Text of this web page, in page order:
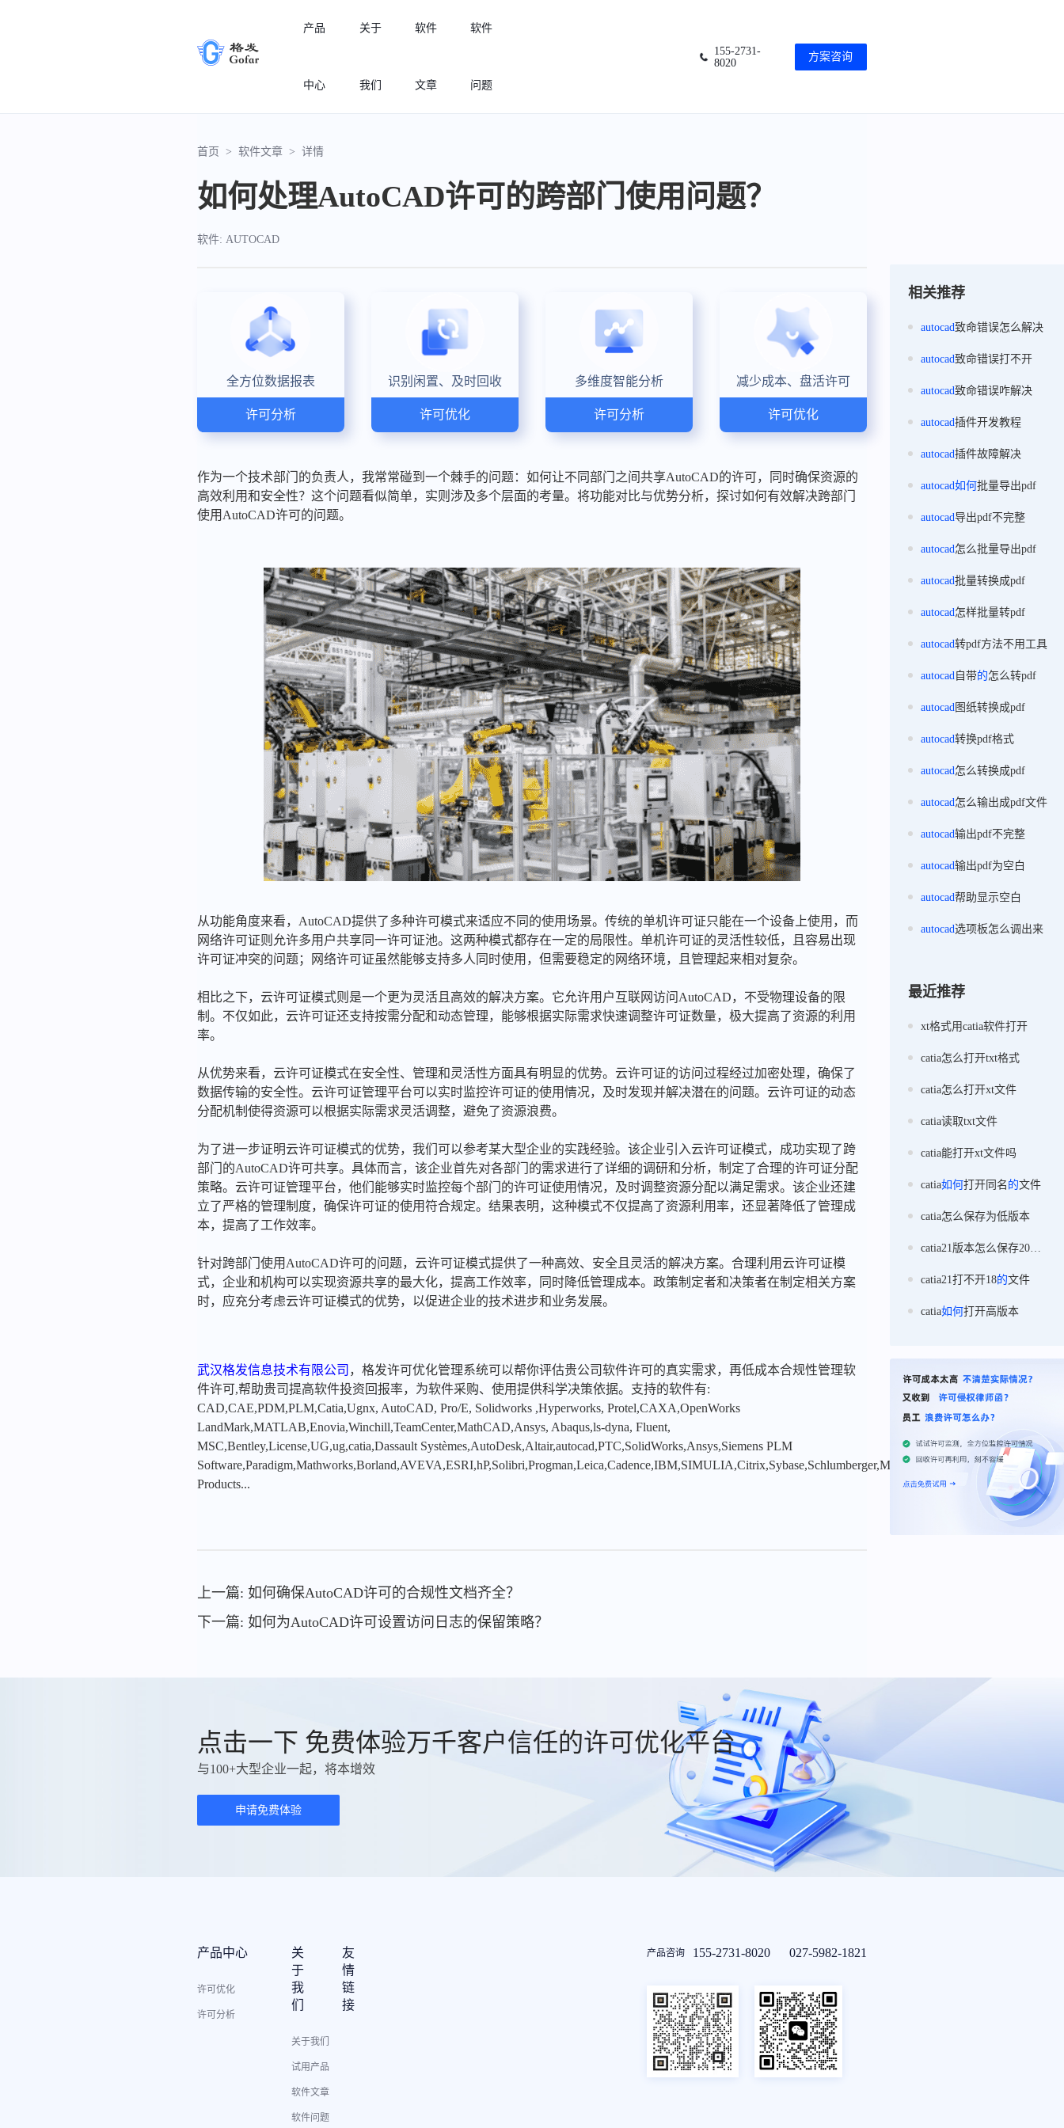
产品
中心
许可分析
实现专业软件许可精细化管理
关于
我们
软件
文章
软件
问题
155-2731-
8020
方案咨询
首页 > 软件文章 > 详情
如何处理AutoCAD许可的跨部门使用问题？
软件: AUTOCAD
全方位数据报表
许可分析
识别闲置、及时回收
许可优化
多维度智能分析
许可分析
减少成本、盘活许可
许可优化
作为一个技术部门的负责人，我常常碰到一个棘手的问题：如何让不同部门之间共享AutoCAD的许可，同时确保资源的
高效利用和安全性？这个问题看似简单，实则涉及多个层面的考量。将功能对比与优势分析，探讨如何有效解决跨部门
使用AutoCAD许可的问题。
从功能角度来看，AutoCAD提供了多种许可模式来适应不同的使用场景。传统的单机许可证只能在一个设备上使用，而
网络许可证则允许多用户共享同一许可证池。这两种模式都存在一定的局限性。单机许可证的灵活性较低，且容易出现
许可证冲突的问题；网络许可证虽然能够支持多人同时使用，但需要稳定的网络环境，且管理起来相对复杂。
相比之下，云许可证模式则是一个更为灵活且高效的解决方案。它允许用户互联网访问AutoCAD，不受物理设备的限
制。不仅如此，云许可证还支持按需分配和动态管理，能够根据实际需求快速调整许可证数量，极大提高了资源的利用
率。
从优势来看，云许可证模式在安全性、管理和灵活性方面具有明显的优势。云许可证的访问过程经过加密处理，确保了
数据传输的安全性。云许可证管理平台可以实时监控许可证的使用情况，及时发现并解决潜在的问题。云许可证的动态
分配机制使得资源可以根据实际需求灵活调整，避免了资源浪费。
为了进一步证明云许可证模式的优势，我们可以参考某大型企业的实践经验。该企业引入云许可证模式，成功实现了跨
部门的AutoCAD许可共享。具体而言，该企业首先对各部门的需求进行了详细的调研和分析，制定了合理的许可证分配
策略。云许可证管理平台，他们能够实时监控每个部门的许可证使用情况，及时调整资源分配以满足需求。该企业还建
立了严格的管理制度，确保许可证的使用符合规定。结果表明，这种模式不仅提高了资源利用率，还显著降低了管理成
本，提高了工作效率。
针对跨部门使用AutoCAD许可的问题，云许可证模式提供了一种高效、安全且灵活的解决方案。合理利用云许可证模
式，企业和机构可以实现资源共享的最大化，提高工作效率，同时降低管理成本。政策制定者和决策者在制定相关方案
时，应充分考虑云许可证模式的优势，以促进企业的技术进步和业务发展。
武汉格发信息技术有限公司 ，格发许可优化管理系统可以帮你评估贵公司软件许可的真实需求，再低成本合规性管理软
件许可,帮助贵司提高软件投资回报率，为软件采购、使用提供科学决策依据。支持的软件有:
CAD,CAE,PDM,PLM,Catia,Ugnx, AutoCAD, Pro/E, Solidworks ,Hyperworks, Protel,CAXA,OpenWorks
LandMark,MATLAB,Enovia,Winchill,TeamCenter,MathCAD,Ansys, Abaqus,ls-dyna, Fluent,
MSC,Bentley,License,UG,ug,catia,Dassault Systèmes,AutoDesk,Altair,autocad,PTC,SolidWorks,Ansys,Siemens PLM
Software,Paradigm,Mathworks,Borland,AVEVA,ESRI,hP,Solibri,Progman,Leica,Cadence,IBM,SIMULIA,Citrix,Sybase,Schlumberger,MSC
Products...
上一篇: 如何确保AutoCAD许可的合规性文档齐全？
下一篇: 如何为AutoCAD许可设置访问日志的保留策略？
相关推荐
autocad致命错误怎么解决
autocad致命错误打不开
autocad致命错误咋解决
autocad插件开发教程
autocad插件故障解决
autocad如何批量导出pdf
autocad导出pdf不完整
autocad怎么批量导出pdf
autocad批量转换成pdf
autocad怎样批量转pdf
autocad转pdf方法不用工具
autocad自带的怎么转pdf
autocad图纸转换成pdf
autocad转换pdf格式
autocad怎么转换成pdf
autocad怎么输出成pdf文件
autocad输出pdf不完整
autocad输出pdf为空白
autocad帮助显示空白
autocad选项板怎么调出来
最近推荐
xt格式用catia软件打开
catia怎么打开txt格式
catia怎么打开xt文件
catia读取txt文件
catia能打开xt文件吗
catia如何打开同名 的文件
catia怎么保存为低版本
catia21版本怎么保存20版本
catia21打不开18的文件
catia如何打开高版本
点击一下 免费体验万千客户信任的许可优化平台
与100+大型企业一起，将本增效
申请免费体验
产品中心
许可优化
许可分析
关
于
我
们
关于我们
试用产品
软件文章
软件问题
友
情
链
接
产品咨询 155-2731-8020 027-5982-1821